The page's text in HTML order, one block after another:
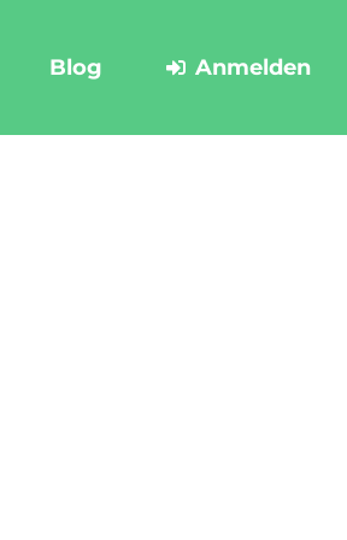
Blog Anmelden